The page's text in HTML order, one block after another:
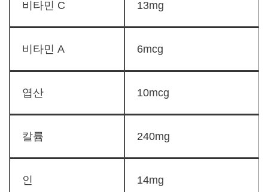
비타민 C 13mg
비타민 A 6mcg
엽산 10mcg
칼륨 240mg
인 14mg